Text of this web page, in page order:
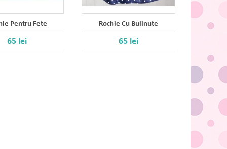
Pentru Fete
65 lei
Rochie Cu Bulinute
65 lei